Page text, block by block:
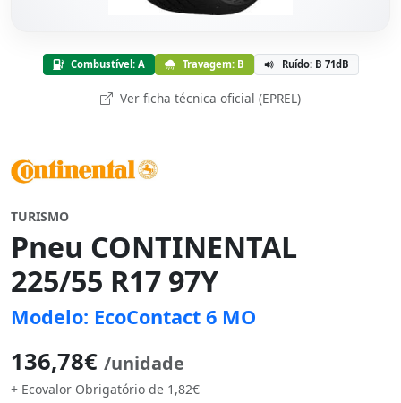
Combustível: A Travagem: B Ruído: B 71dB
Ver ficha técnica oficial (EPREL)
TURISMO
Pneu CONTINENTAL
225/55 R17 97Y
Modelo: EcoContact 6 MO
136,78€ /unidade
+ Ecovalor Obrigatório de 1,82€